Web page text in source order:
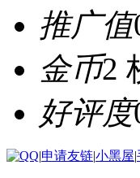
推广值
金币2
好评度
|申请友链|小黑屋|